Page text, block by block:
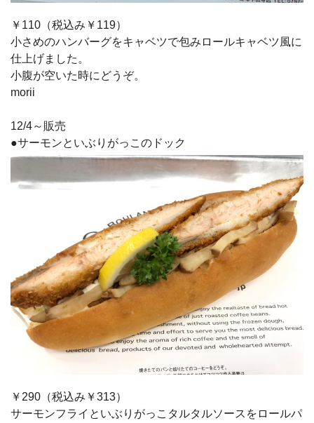
￥110（税込み￥119）
小さめのハンバーグをキャベツで包みロールキャベツ風に
仕上げました。
小腹が空いた時にどうぞ。
morii
12/4～販売
●サーモンといぶりがっこのドック
￥290（税込み￥313）
サーモンフライといぶりがっこタルタルソースをロールパ